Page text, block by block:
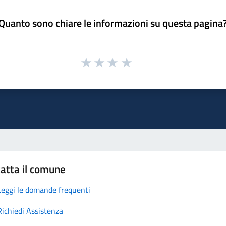
sono chiare le informazioni su questa
il comune
le domande frequenti
Assistenza